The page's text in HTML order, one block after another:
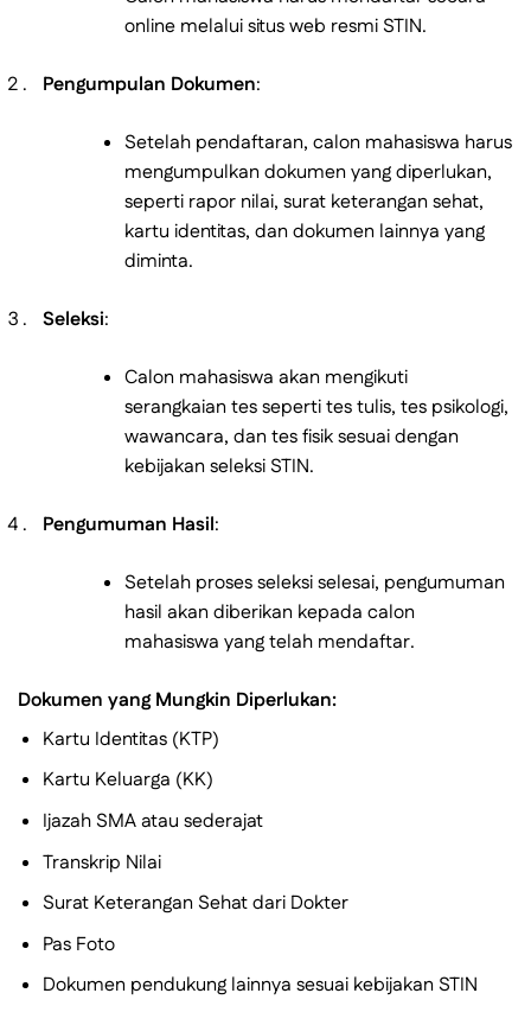
online melalui situs web resmi STIN.
Pengumpulan Dokumen:
Setelah pendaftaran, calon mahasiswa harus
mengumpulkan dokumen yang diperlukan,
seperti rapor nilai, surat keterangan sehat,
kartu identitas, dan dokumen lainnya yang
diminta.
Seleksi:
Calon mahasiswa akan mengikuti
serangkaian tes seperti tes tulis, tes psikologi,
wawancara, dan tes fisik sesuai dengan
kebijakan seleksi STIN.
Pengumuman Hasil:
Setelah proses seleksi selesai, pengumuman
hasil akan diberikan kepada calon
mahasiswa yang telah mendaftar.
Dokumen yang Mungkin Diperlukan:
Kartu Identitas (KTP)
Kartu Keluarga (KK)
Ijazah SMA atau sederajat
Transkrip Nilai
Surat Keterangan Sehat dari Dokter
Pas Foto
Dokumen pendukung lainnya sesuai kebijakan STIN